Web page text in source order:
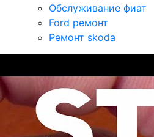
Обслуживание фиат
Ford ремонт
Ремонт skoda